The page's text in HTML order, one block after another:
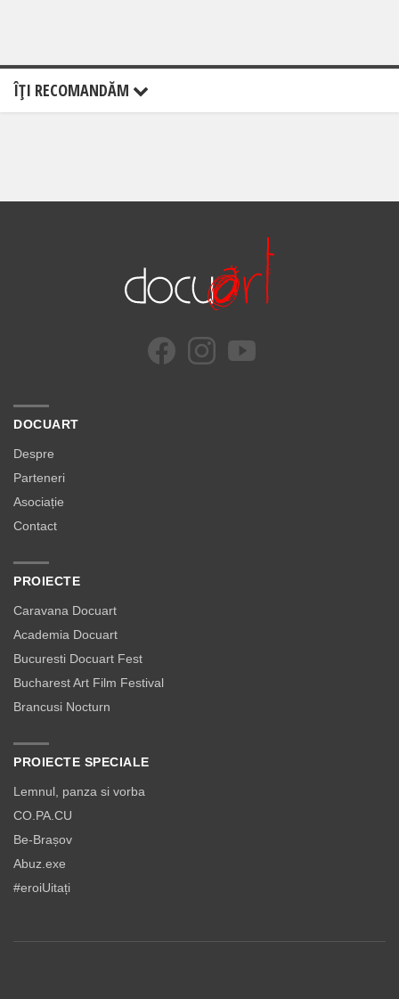
ÎŢI RECOMANDĂM
DOCUART
Despre
Parteneri
Asociație
Contact
PROIECTE
Caravana Docuart
Academia Docuart
Bucuresti Docuart Fest
Bucharest Art Film Festival
Brancusi Nocturn
PROIECTE SPECIALE
Lemnul, panza si vorba
CO.PA.CU
Be-Brașov
Abuz.exe
#eroiUitați